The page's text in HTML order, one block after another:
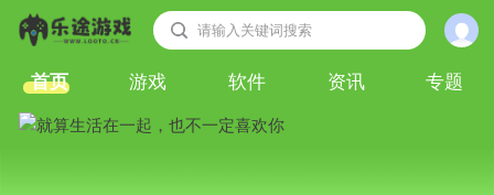
请输入关键词搜索
首页 游戏 软件 资讯 专题